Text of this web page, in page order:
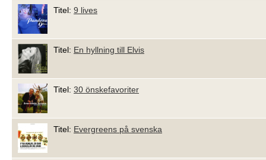
Titel: 9 lives
Titel: En hyllning till Elvis
Titel: 30 önskefavoriter
Titel: Evergreens på svenska